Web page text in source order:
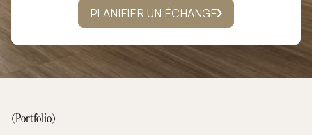
PLANIFIER UN ÉCHANGE
(Portfolio)